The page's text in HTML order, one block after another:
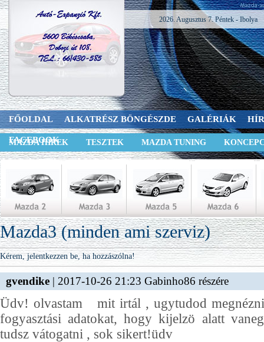
2026. Augusztus 7. Péntek - Ibolya
FŐOLDAL ALKATRÉSZ BÖNGÉSZDE GALÉRIÁK
FACEBOOK
MAZDA HÍREK TESZTEK MAZDA TUNING
Mazda3 (minden ami szerviz)
Kérem, jelentkezzen be, ha hozzászólna!
gvendike | 2017-10-26 21:23 Gabinho86 részére
Üdv! olvastam mit irtál , ugytudod
fogyasztási adatokat, hogy kijelzö alatt
tudsz vátogatni , sok sikert!üdv